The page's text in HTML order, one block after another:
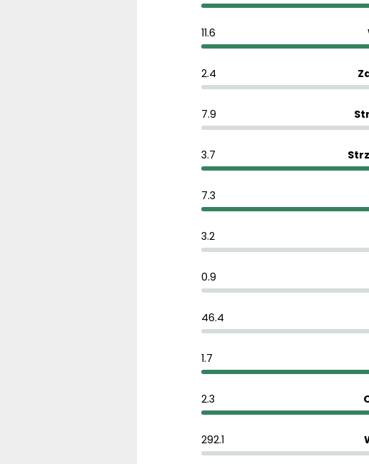
11.6
2.4
7.9
3.7
7.3
3.2
0.9
46.4
1.7
2.3
292.1